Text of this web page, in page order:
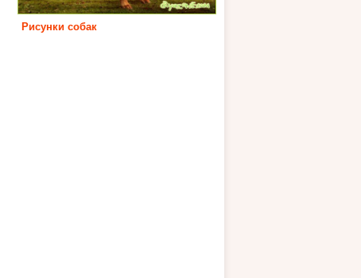
Рисунки собак